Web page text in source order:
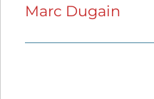
suivante :
Marc Dugain